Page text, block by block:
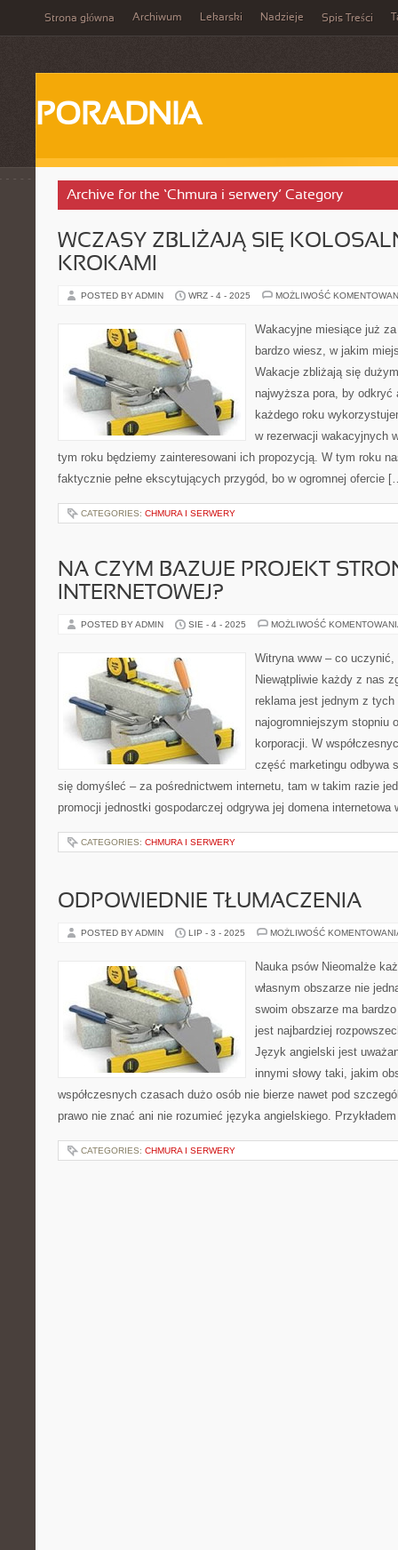
Strona główna Archiwum Lekarski Nadzieje Spis Treści
PORADNIA
Archive for the ‘Chmura i serwery’ Category
WCZASY ZBLIŻAJĄ SIĘ
KROKAMI
POSTED BY ADMIN WRZ - 4 - 2025 MOŻLIWOŚĆ
Wakacyjne miesiące już
bardzo wiesz, w jakim
Wakacje zbliżają się
najwyższa pora, by
każdego roku
w rezerwacji wakacyjnych
tym roku będziemy zainteresowani ich propozycją. W tym roku
faktycznie pełne ekscytujących przygód, bo w ogromnej ofercie
CATEGORIES: CHMURA I SERWERY
NA CZYM BAZUJE PROJEKT
INTERNETOWEJ?
POSTED BY ADMIN SIE - 4 - 2025 MOŻLIWOŚĆ
Witryna www – co uczynić,
Niewątpliwie każdy z nas
reklama jest jednym z tych
najogromniejszym stopniu
korporacji. W
część marketingu odbywa
się domyśleć – za pośrednictwem internetu, tam w takim razie
promocji jednostki gospodarczej odgrywa jej domena internetowa
CATEGORIES: CHMURA I SERWERY
ODPOWIEDNIE TŁUMACZENIA
POSTED BY ADMIN LIP - 3 - 2025 MOŻLIWOŚĆ
Nauka psów Nieomalże
własnym obszarze nie
swoim obszarze ma
jest najbardziej
Język angielski jest
innymi słowy taki, jakim
współczesnych czasach dużo osób nie bierze nawet pod
prawo nie znać ani nie rozumieć języka angielskiego.
CATEGORIES: CHMURA I SERWERY